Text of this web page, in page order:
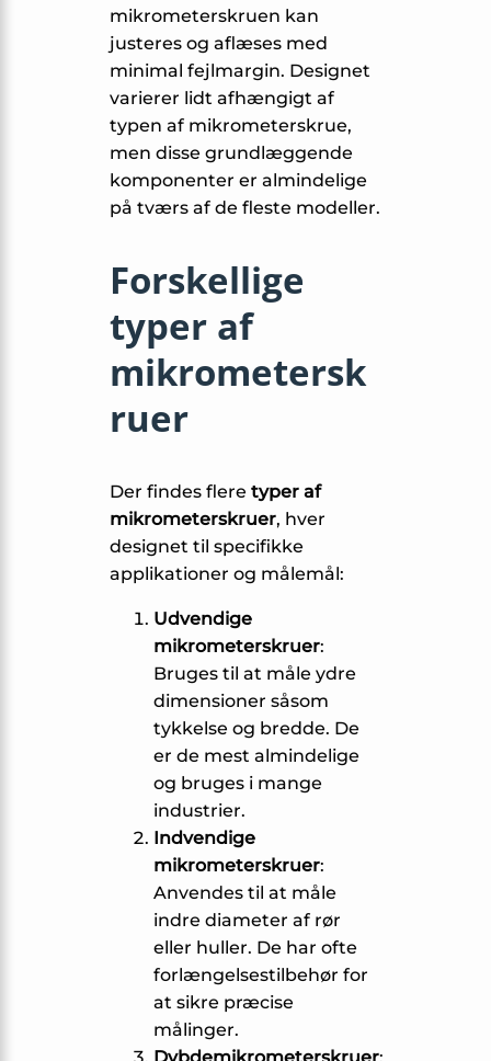
mikrometerskruen kan
justeres og aflæses med
minimal fejlmargin. Designet
varierer lidt afhængigt af
typen af mikrometerskrue,
men disse grundlæggende
komponenter er almindelige
på tværs af de fleste modeller.
Forskellige
typer af
mikrometersk
ruer
Der findes flere typer af
mikrometerskruer, hver
designet til specifikke
applikationer og målemål:
Udvendige
mikrometerskruer:
Bruges til at måle ydre
dimensioner såsom
tykkelse og bredde. De
er de mest almindelige
og bruges i mange
industrier.
Indvendige
mikrometerskruer:
Anvendes til at måle
indre diameter af rør
eller huller. De har ofte
forlængelsestilbehør for
at sikre præcise
målinger.
Dybdemikrometerskruer: